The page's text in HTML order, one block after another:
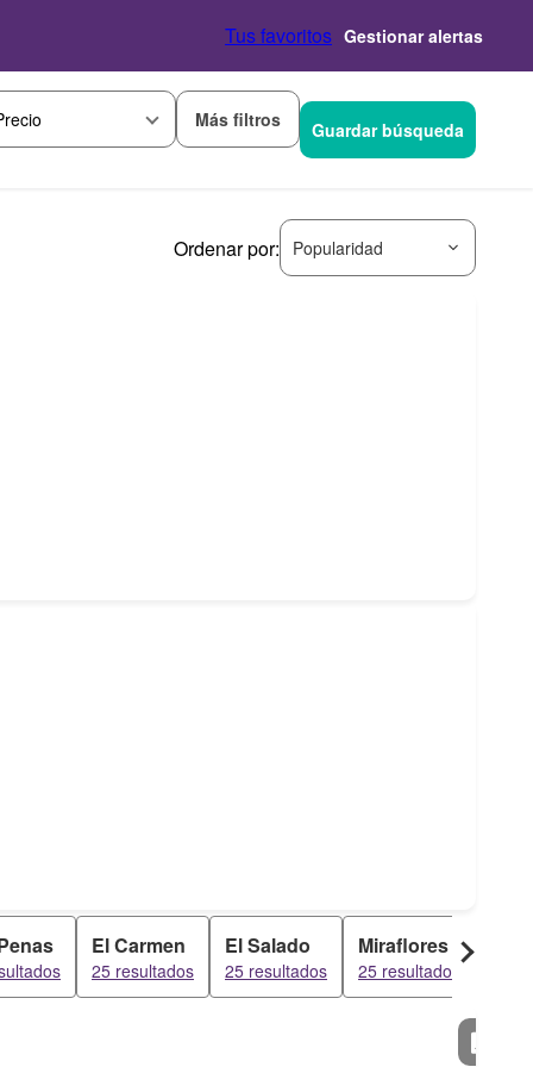
Tus favoritos Gestionar alertas
Más filtros Guardar búsqueda
Ordenar por: Popularidad
El Carmen
25 resultados
El Salado
25 resultados
Miraflores
25 resultados